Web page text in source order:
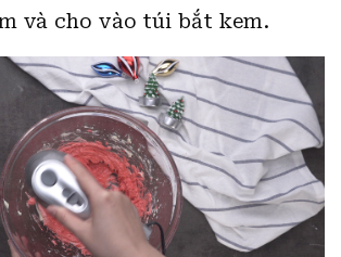
và cho vào túi bắt kem.